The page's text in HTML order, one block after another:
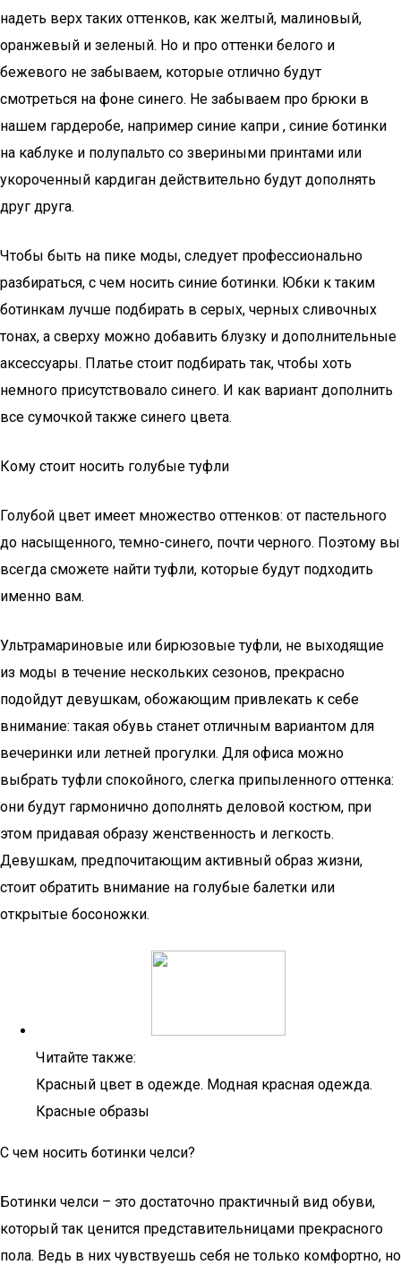
надеть верх таких оттенков, как желтый, малиновый,
оранжевый и зеленый. Но и про оттенки белого и
бежевого не забываем, которые отлично будут
смотреться на фоне синего. Не забываем про брюки в
нашем гардеробе, например синие капри , синие ботинки
на каблуке и полупальто со звериными принтами или
укороченный кардиган действительно будут дополнять
друг друга.
Чтобы быть на пике моды, следует профессионально
разбираться, с чем носить синие ботинки. Юбки к таким
ботинкам лучше подбирать в серых, черных сливочных
тонах, а сверху можно добавить блузку и дополнительные
аксессуары. Платье стоит подбирать так, чтобы хоть
немного присутствовало синего. И как вариант дополнить
все сумочкой также синего цвета.
Кому стоит носить голубые туфли
Голубой цвет имеет множество оттенков: от пастельного
до насыщенного, темно-синего, почти черного. Поэтому вы
всегда сможете найти туфли, которые будут подходить
именно вам.
Ультрамариновые или бирюзовые туфли, не выходящие
из моды в течение нескольких сезонов, прекрасно
подойдут девушкам, обожающим привлекать к себе
внимание: такая обувь станет отличным вариантом для
вечеринки или летней прогулки. Для офиса можно
выбрать туфли спокойного, слегка припыленного оттенка:
они будут гармонично дополнять деловой костюм, при
этом придавая образу женственность и легкость.
Девушкам, предпочитающим активный образ жизни,
стоит обратить внимание на голубые балетки или
открытые босоножки.
Читайте также:
Красный цвет в одежде. Модная красная одежда.
Красные образы
С чем носить ботинки челси?
Ботинки челси – это достаточно практичный вид обуви,
который так ценится представительницами прекрасного
пола. Ведь в них чувствуешь себя не только комфортно, но